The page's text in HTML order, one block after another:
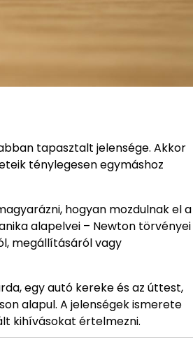
tapasztalt jelensége. Akkor
ténylegesen egymáshoz
hogyan mozdulnak el a
alapelvei – Newton törvényei
megállításáról vagy
egy autó kereke és az úttest,
alapul. A jelenségek ismerete
kihívásokat értelmezni.